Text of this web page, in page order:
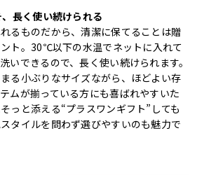
長く使い続けられる
るものだから、清潔に保てることは贈
ト。30℃以下の水温でネットに入れて
いできるので、長く使い続けられます。
る小ぶりなサイズながら、ほどよい存
ムが揃っている方にも喜ばれやすいた
っと添える“プラスワンギフト”しても
タイルを問わず選びやすいのも魅力で